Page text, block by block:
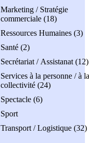
Marketing / Stratégie
commerciale (18)
Ressources Humaines (3)
Santé (2)
Secrétariat / Assistanat (12)
Services à la personne / à la
collectivité (24)
Spectacle (6)
Sport
Transport / Logistique (32)